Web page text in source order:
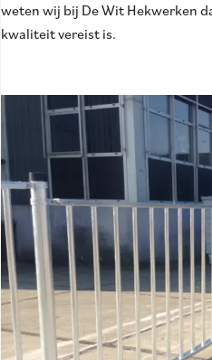
weten wij bij De Wit Hekwerken
kwaliteit vereist is.